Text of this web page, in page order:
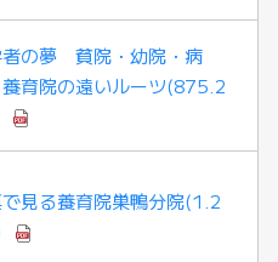
者の夢 貧院・幼院・病
育院の遠いルーツ(875.2
見る養育院巣鴨分院(1.2